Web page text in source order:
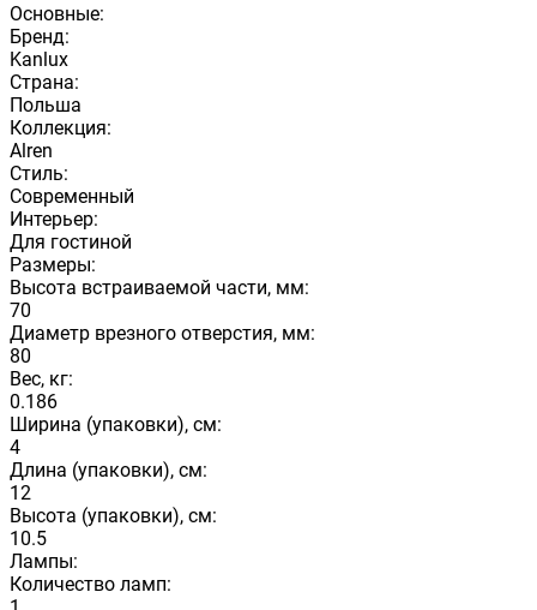
Основные:
Бренд:
Kanlux
Страна:
Польша
Коллекция:
Alren
Стиль:
Современный
Интерьер:
Для гостиной
Размеры:
Высота встраиваемой части, мм:
70
Диаметр врезного отверстия, мм:
80
Вес, кг:
0.186
Ширина (упаковки), см:
4
Длина (упаковки), см:
12
Высота (упаковки), см:
10.5
Лампы:
Количество ламп: